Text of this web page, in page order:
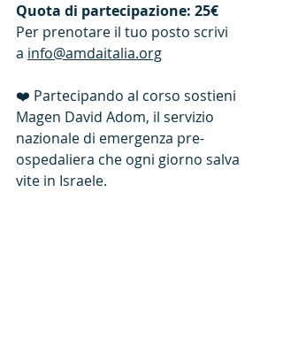
Quota di partecipazione: 25€
Per prenotare il tuo posto scrivi
a info@amdaitalia.org
❤️ Partecipando al corso sostieni
Magen David Adom, il servizio
nazionale di emergenza pre-
ospedaliera che ogni giorno salva
vite in Israele.